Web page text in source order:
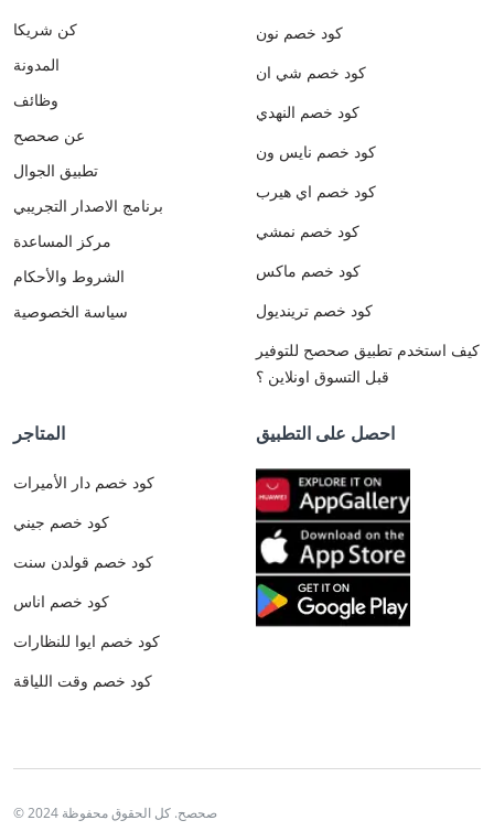
كن شريكا
المدونة
وظائف
عن صحصح
تطبيق الجوال
برنامج الاصدار التجريبي
مركز المساعدة
الشروط والأحكام
سياسة الخصوصية
كود خصم نون
كود خصم شي ان
كود خصم النهدي
كود خصم نايس ون
كود خصم اي هيرب
كود خصم نمشي
كود خصم ماكس
كود خصم ترينديول
كيف استخدم تطبيق صحصح للتوفير
قبل التسوق اونلاين ؟
المتاجر
كود خصم دار الأميرات
كود خصم جيني
كود خصم قولدن سنت
كود خصم اناس
كود خصم ايوا للنظارات
كود خصم وقت اللياقة
احصل على التطبيق
© 2024 صحصح. كل الحقوق محفوظة